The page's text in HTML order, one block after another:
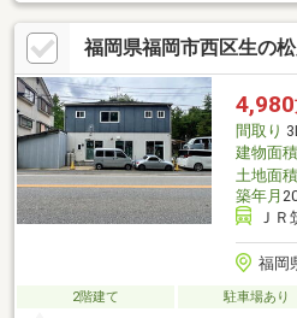
7分で子育て世帯に安心安全■徒歩圏
地☆■光熱費をしっかり抑える、経済
駐車可で共働き世帯にも安心■南向き
し良好～ご来店について～ハウスマ
駅の目の前！駐車場はJR二日市駅の
ださい！駐車料金は弊社で精算いたし
福岡県福岡市西区生の
4,980
間取り
建物面積
土地面積
築年月
Ｊ
福岡
2階建て 駐車場あり